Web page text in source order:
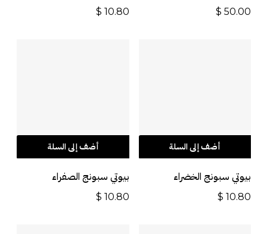
$ 50.00
$ 10.80
أضف إلى السلة
بيوتي سبونج الخضراء
$ 10.80
أضف إلى السلة
بيوتي سبونج الصفراء
$ 10.80